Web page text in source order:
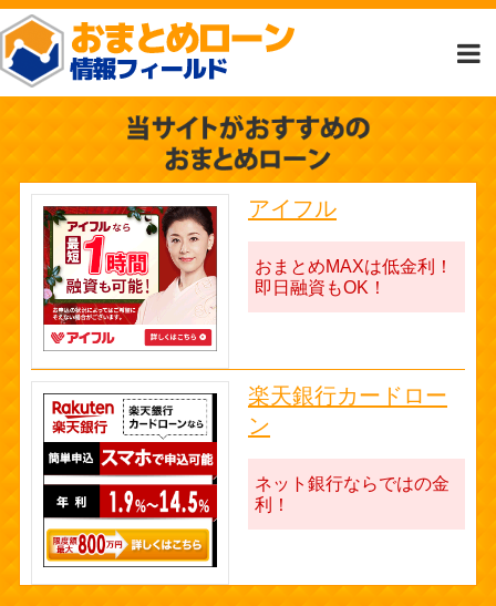
アイフル
おまとめMAXは低金利！
即日融資もOK！
楽天銀行カードロー
ン
ネット銀行ならではの金
利！